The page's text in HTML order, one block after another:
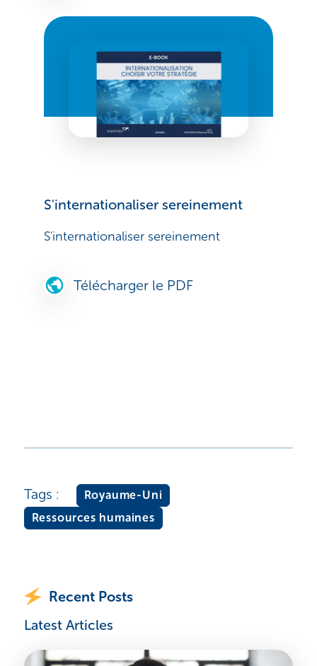
S'internationaliser sereinement
S'internationaliser sereinement
Télécharger le PDF
Tags :
Royaume-Uni
Ressources humaines
Recent Posts
Latest Articles